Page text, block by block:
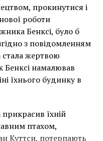
прокинутися і
роботи
Бенксі, було б
з повідомленням
стала жертвою
Бенксі намалював
їхнього будинку в
прикрасив їхній
птахом,
Куттси, потерпають